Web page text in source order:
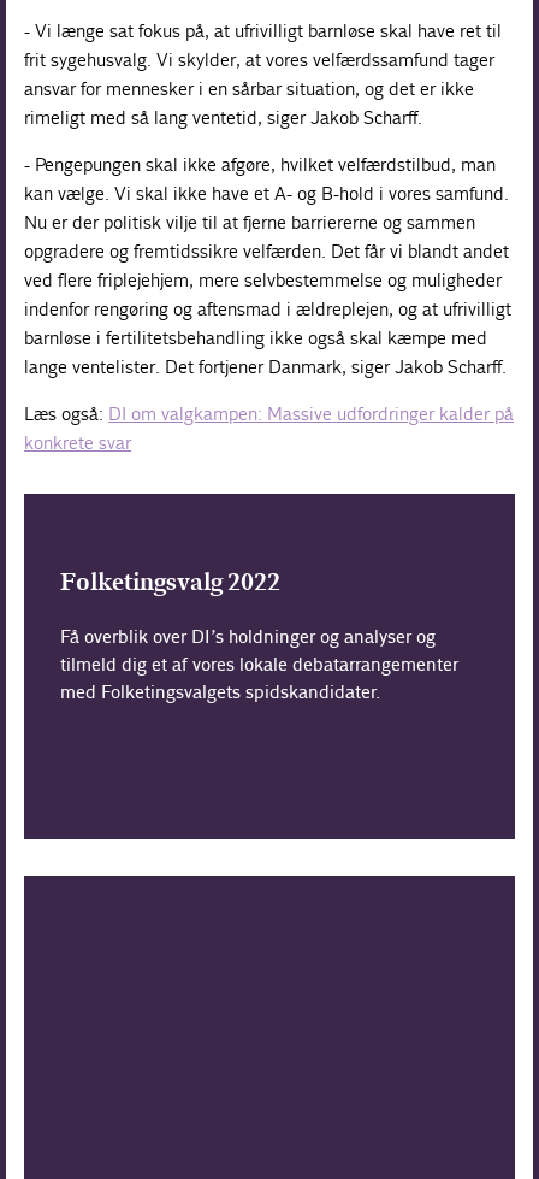
- Vi længe sat fokus på, at ufrivilligt barnløse skal have ret til
frit sygehusvalg. Vi skylder, at vores velfærdssamfund tager
ansvar for mennesker i en sårbar situation, og det er ikke
rimeligt med så lang ventetid, siger Jakob Scharff.
- Pengepungen skal ikke afgøre, hvilket velfærdstilbud, man
kan vælge. Vi skal ikke have et A- og B-hold i vores samfund.
Nu er der politisk vilje til at fjerne barriererne og sammen
opgradere og fremtidssikre velfærden. Det får vi blandt andet
ved flere friplejehjem, mere selvbestemmelse og muligheder
indenfor rengøring og aftensmad i ældreplejen, og at ufrivilligt
barnløse i fertilitetsbehandling ikke også skal kæmpe med
lange ventelister. Det fortjener Danmark, siger Jakob Scharff.
Læs også: DI om valgkampen: Massive udfordringer kalder på
konkrete svar
Folketingsvalg 2022
Få overblik over DI’s holdninger og analyser og
tilmeld dig et af vores lokale debatarrangementer
med Folketingsvalgets spidskandidater.